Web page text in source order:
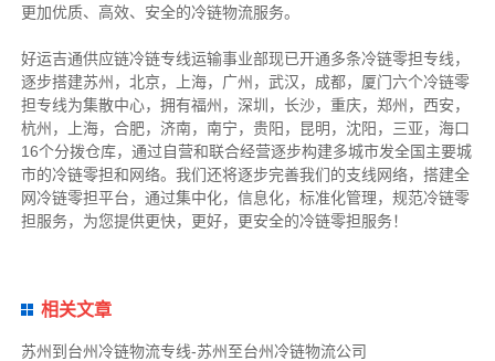
更加优质、高效、安全的冷链物流服务。
好运吉通供应链冷链专线运输事业部现已开通多条冷链零担专线，
逐步搭建苏州，北京，上海，广州，武汉，成都，厦门六个冷链零
担专线为集散中心，拥有福州，深圳，长沙，重庆，郑州，西安，
杭州，上海，合肥，济南，南宁，贵阳，昆明，沈阳，三亚，海口
16个分拨仓库，通过自营和联合经营逐步构建多城市发全国主要城
市的冷链零担和网络。我们还将逐步完善我们的支线网络，搭建全
网冷链零担平台，通过集中化，信息化，标准化管理，规范冷链零
担服务，为您提供更快，更好，更安全的冷链零担服务！
相关文章
苏州到台州冷链物流专线-苏州至台州冷链物流公司